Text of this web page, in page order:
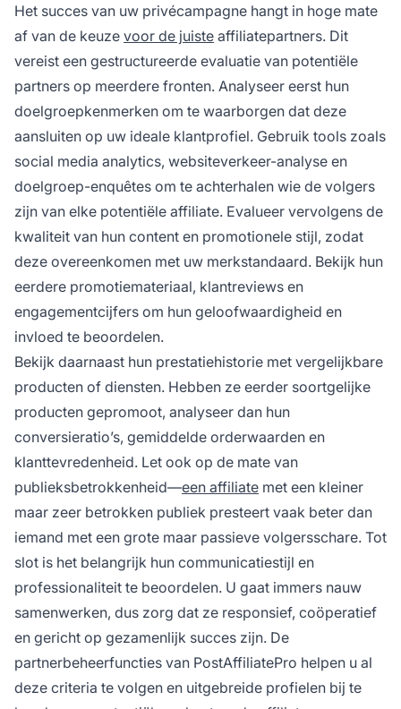
Het succes van uw privécampagne hangt in hoge mate
af van de keuze voor de juiste affiliatepartners. Dit
vereist een gestructureerde evaluatie van potentiële
partners op meerdere fronten. Analyseer eerst hun
doelgroepkenmerken om te waarborgen dat deze
aansluiten op uw ideale klantprofiel. Gebruik tools zoals
social media analytics, websiteverkeer-analyse en
doelgroep-enquêtes om te achterhalen wie de volgers
zijn van elke potentiële affiliate. Evalueer vervolgens de
kwaliteit van hun content en promotionele stijl, zodat
deze overeenkomen met uw merkstandaard. Bekijk hun
eerdere promotiemateriaal, klantreviews en
engagementcijfers om hun geloofwaardigheid en
invloed te beoordelen.
Bekijk daarnaast hun prestatiehistorie met vergelijkbare
producten of diensten. Hebben ze eerder soortgelijke
producten gepromoot, analyseer dan hun
conversieratio’s, gemiddelde orderwaarden en
klanttevredenheid. Let ook op de mate van
publieksbetrokkenheid—een affiliate met een kleiner
maar zeer betrokken publiek presteert vaak beter dan
iemand met een grote maar passieve volgersschare. Tot
slot is het belangrijk hun communicatiestijl en
professionaliteit te beoordelen. U gaat immers nauw
samenwerken, dus zorg dat ze responsief, coöperatief
en gericht op gezamenlijk succes zijn. De
partnerbeheerfuncties van PostAffiliatePro helpen u al
deze criteria te volgen en uitgebreide profielen bij te